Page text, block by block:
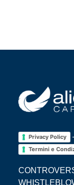
Privacy Policy
Termini e